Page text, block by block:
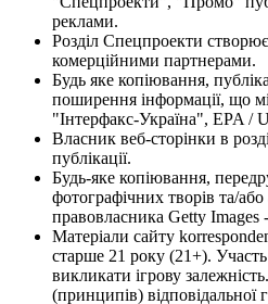
реклами.
Розділ Спецпроекти
комерційними партнерами.
Будь яке копіювання,
поширення інформації, що
"Інтерфакс-Україна", EPA /
Власник веб-сторінки в
публікації.
Будь-яке копіювання,
фотографічних творів та/або
правовласника Getty Images
Матеріали сайту
старше 21 року (21+).
викликати ігрову
(принципів)